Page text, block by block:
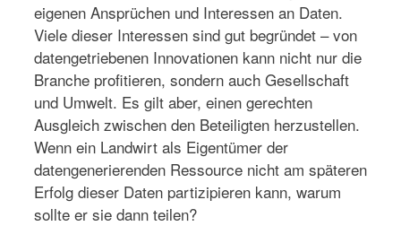
eigenen Ansprüchen und Interessen an Daten.
Viele dieser Interessen sind gut begründet – von
datengetriebenen Innovationen kann nicht nur die
Branche profitieren, sondern auch Gesellschaft
und Umwelt. Es gilt aber, einen gerechten
Ausgleich zwischen den Beteiligten herzustellen.
Wenn ein Landwirt als Eigentümer der
datengenerierenden Ressource nicht am späteren
Erfolg dieser Daten partizipieren kann, warum
sollte er sie dann teilen?